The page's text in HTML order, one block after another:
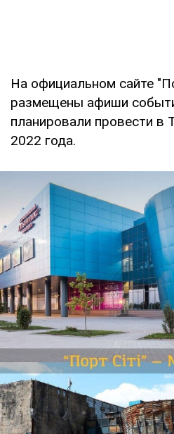
На официальном сайте
размещены афиши
планировали провести в
2022 года.